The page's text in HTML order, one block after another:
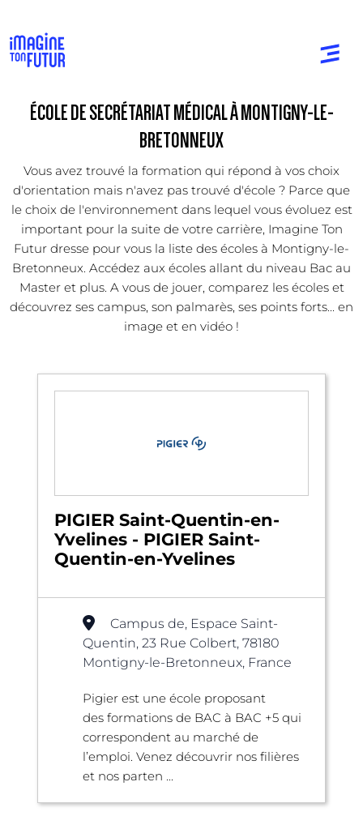
ÉCOLE DE SECRÉTARIAT MÉDICAL À MONTIGNY-LE-
BRETONNEUX
Vous avez trouvé la formation qui répond à vos choix
d'orientation mais n'avez pas trouvé d'école ? Parce que
le choix de l'environnement dans lequel vous évoluez est
important pour la suite de votre carrière, Imagine Ton
Futur dresse pour vous la liste des écoles à Montigny-le-
Bretonneux. Accédez aux écoles allant du niveau Bac au
Master et plus. A vous de jouer, comparez les écoles et
découvrez ses campus, son palmarès, ses points forts... en
image et en vidéo !
PIGIER Saint-Quentin-en-
Yvelines - PIGIER Saint-
Quentin-en-Yvelines
Campus de, Espace Saint-
Quentin, 23 Rue Colbert, 78180
Montigny-le-Bretonneux, France
Pigier est une école proposant
des formations de BAC à BAC +5 qui
correspondent au marché de
l’emploi. Venez découvrir nos filières
et nos parten ...